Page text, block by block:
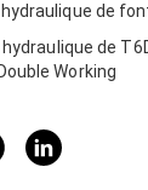
de
de
Working